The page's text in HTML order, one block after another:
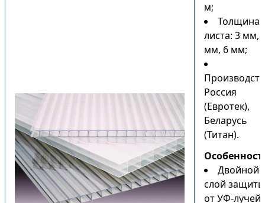
м;
Толщина
листа: 3 мм,
мм, 6 мм;
Россия
(Евротек),
Беларусь
(Титан).
Двойной
слой защиты
от УФ-лучей;